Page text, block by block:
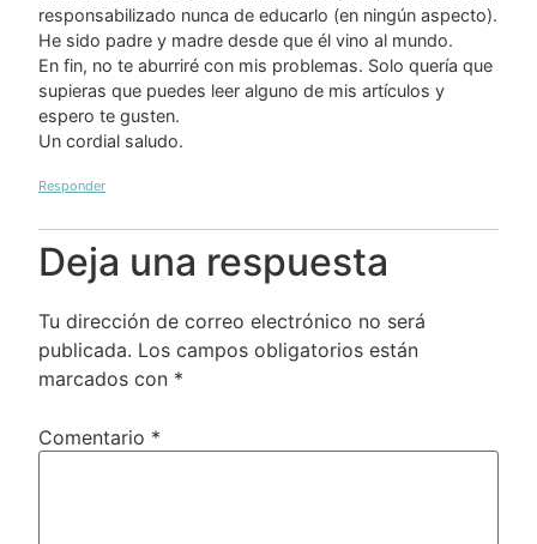
responsabilizado nunca de educarlo (en ningún aspecto).
He sido padre y madre desde que él vino al mundo.
En fin, no te aburriré con mis problemas. Solo quería que
supieras que puedes leer alguno de mis artículos y
espero te gusten.
Un cordial saludo.
Responder
Deja una respuesta
Tu dirección de correo electrónico no será
publicada. Los campos obligatorios están
marcados con *
Comentario *